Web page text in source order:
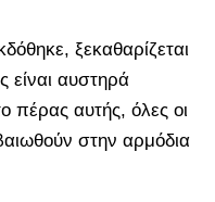
ξεκαθαρίζεται
είναι αυστηρά
πέρας αυτής, όλες οι
στην αρμόδια